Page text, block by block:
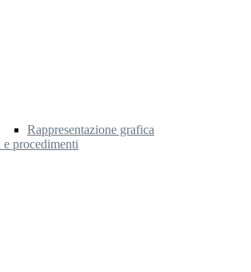
Rappresentazione grafica
procedimenti